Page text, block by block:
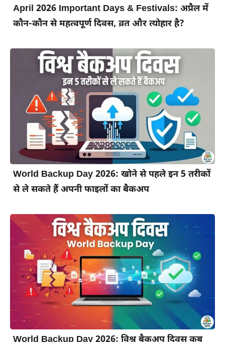
April 2026 Important Days & Festivals: अप्रैल में
कौन-कौन से महत्वपूर्ण दिवस, व्रत और त्योहार है?
World Backup Day 2026: खोने से पहले इन 5 तरीकों
से ले सकते हैं अपनी फाइलों का बैकअप